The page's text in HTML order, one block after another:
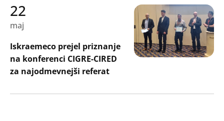
22
maj
Iskraemeco prejel priznanje
na konferenci CIGRE-CIRED
za najodmevnejši referat